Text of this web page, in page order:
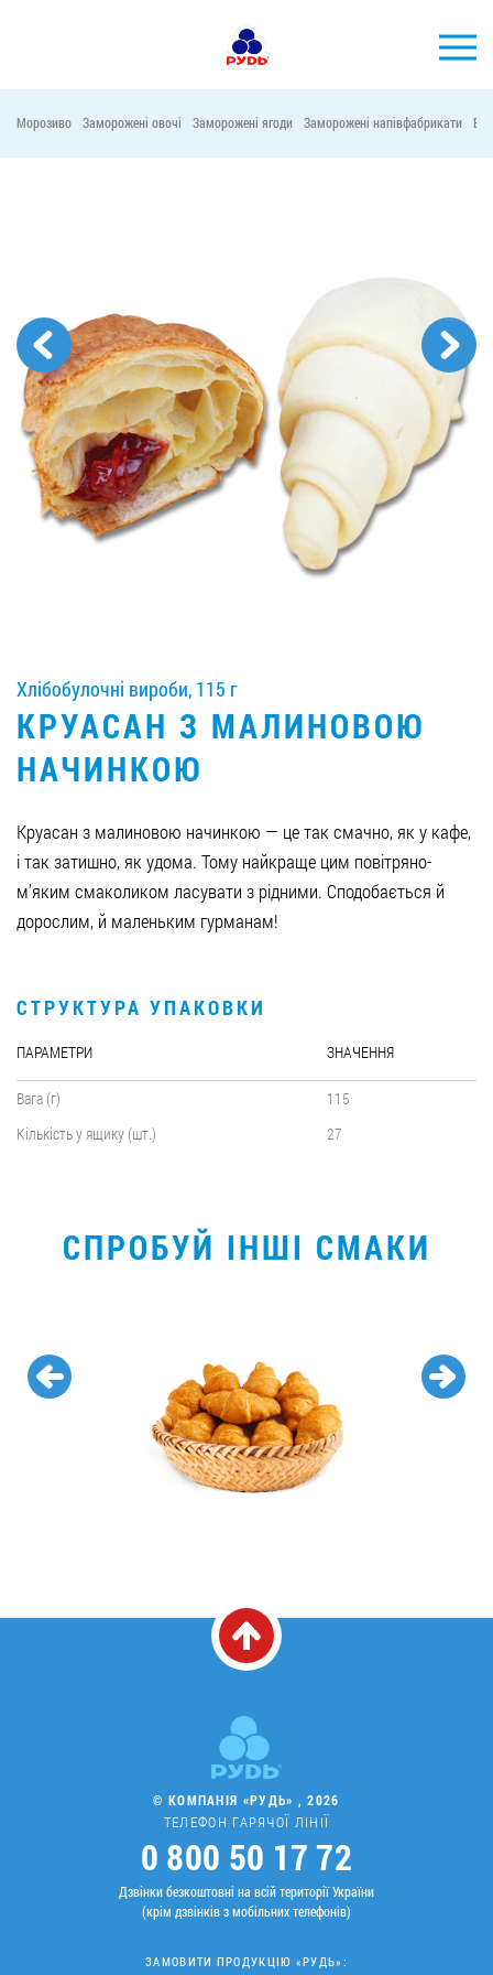
ПРЕС-ЦЕНТР
ХОРЕКА
Тендерні закупівлі
Контакти
СТАТИ ПАРТНЕРОМ
0412 48 28 17
0412 42 29 23
Морозиво Заморожені овочі Заморожені ягоди Заморожені напівфабрикати
Хлібобулочні вироби, 115 г
КРУАСАН З МАЛИНОВОЮ
НАЧИНКОЮ
Круасан з малиновою начинкою — це так смачно, як у кафе,
і так затишно, як удома. Тому найкраще цим повітряно-
м’яким смаколиком ласувати з рідними. Сподобається й
дорослим, й маленьким гурманам!
СТРУКТУРА УПАКОВКИ
ПАРАМЕТРИ ЗНАЧЕННЯ
Вага (г)
115
Кількість у ящику (шт.)
27
СПРОБУЙ ІНШІ СМАКИ
© КОМПАНІЯ «РУДЬ» , 2026
ТЕЛЕФОН ГАРЯЧОЇ ЛІНІЇ
0 800 50 17 72
Дзвінки безкоштовні на всій території України
(крім дзвінків з мобільних телефонів)
ЗАМОВИТИ ПРОДУКЦІЮ «РУДЬ»: